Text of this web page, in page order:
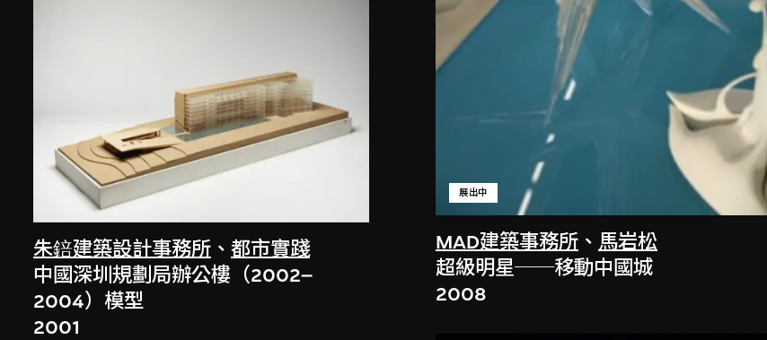
朱錇建築設計事務所 、都市實踐
中國深圳規劃局辦公樓（2002–
2004）模型
2001
MAD建築事務所 、 馬岩松
展出中
超級明星──移動中國城
2008